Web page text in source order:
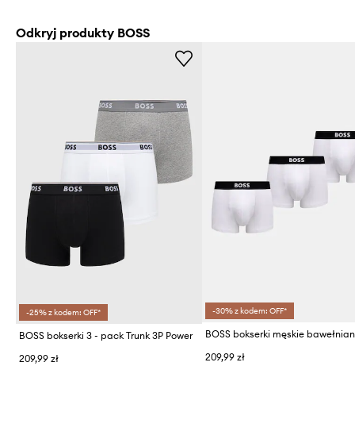
Odkryj produkty BOSS
-25% z kodem: OFF*
BOSS bokserki 3 - pack Trunk 3P Power
209,99 zł
-30% z kodem: OFF*
209,99 zł